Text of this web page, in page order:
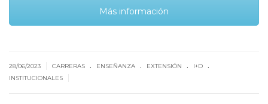
Más información
28/06/2023 CARRERAS . ENSEÑANZA . EXTENSIÓN . I+D .
INSTITUCIONALES